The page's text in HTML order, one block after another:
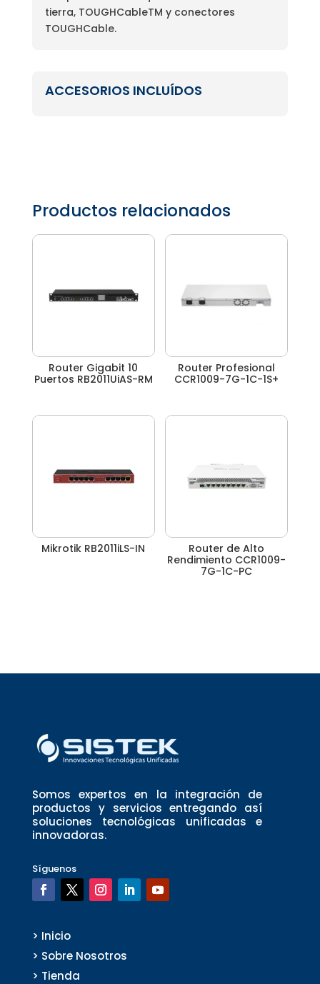
tierra, TOUGHCableTM y conectores
TOUGHCable.
ACCESORIOS INCLUÍDOS
Productos relacionados
Router Gigabit 10
Puertos RB2011UiAS-RM
Router Profesional
CCR1009-7G-1C-1S+
Mikrotik RB2011iLS-IN
Router de Alto
Rendimiento CCR1009-
7G-1C-PC
Somos expertos en la integración de
productos y servicios entregando así
soluciones tecnológicas unificadas e
innovadoras.
Síguenos
> Inicio
> Sobre Nosotros
> Tienda